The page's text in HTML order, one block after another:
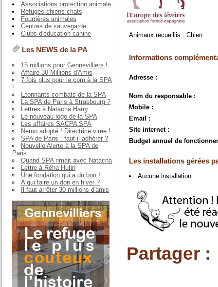
Associations protection animale
Refuges chiens chats
Fourrières animales
Centres de sauvegarde
Clubs d'éducation canine
Les NEWS de la PA
15 millions pour Gennevilliers !
Affaire 30 Millions d'Amis
7 fois plus pour la com à la SPA
!
Etonnants combats de la SPA
La SPA de Paris à Strasbourg ?
Lettres à Natacha Harry
Le nouveau logo de la SPA
Les affaires SACPA SPA
Nemo adopté ! Directrice virée !
SPA de Paris : faut-il adhérer ?
Nouvelle Alerte à la SPA de
Paris
Quand SPA rimait avec Natacha
Lettre à Réha Hutin
Une fondation qui a du bon !
A qui faire un don en hiver ?
Il faut arrêter 30 millions d'amis
Animaux recueillis : Chien
Informations
Adresse :
Nom du responsable :
Mobile :
Email :
Site internet :
Budget annuel de
Les installations gérées
Aucune installation
Partager :